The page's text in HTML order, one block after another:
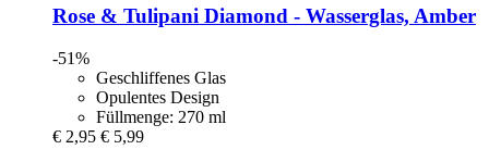
Rose & Tulipani Diamond -​ Wasserglas, Amber
-51%
Geschliffenes Glas
Opulentes Design
Füllmenge: 270 ml
€ 2,95 € 5,99